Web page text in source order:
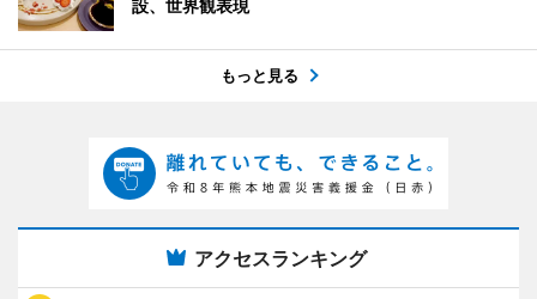
設、世界観表現
もっと見る
アクセスランキング